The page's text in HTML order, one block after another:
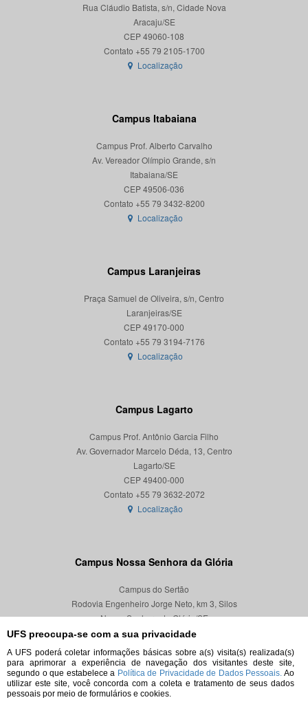
UFS preocupa-se com a sua privacidade
A UFS poderá coletar informações básicas sobre a(s) visita(s) realizada(s)
para aprimorar a experiência de navegação dos visitantes deste site,
segundo o que estabelece a Política de Privacidade de Dados Pessoais. Ao
utilizar este site, você concorda com a coleta e tratamento de seus dados
pessoais por meio de formulários e cookies.
Rua Cláudio Batista, s/n, Cidade Nova
Aracaju/SE
CEP 49060-108
Localização
Campus Itabaiana
Campus Prof. Alberto Carvalho
Av. Vereador Olímpio Grande, s/n
Itabaiana/SE
CEP 49506-036
Localização
Campus Laranjeiras
Praça Samuel de Oliveira, s/n, Centro
Laranjeiras/SE
CEP 49170-000
Localização
Campus Lagarto
Campus Prof. Antônio Garcia Filho
Av. Governador Marcelo Déda, 13, Centro
Lagarto/SE
CEP 49400-000
Localização
Campus Nossa Senhora da Glória
Campus do Sertão
Rodovia Engenheiro Jorge Neto, km 3, Silos
Nossa Senhora da Glória/SE
CEP 49680-000
Localização